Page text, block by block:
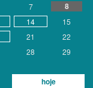
hoje
7 8
14
15
21
22
28
29